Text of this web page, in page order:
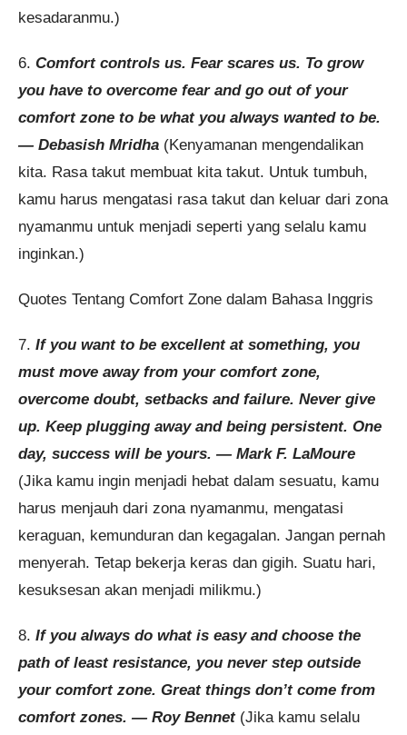
kesadaranmu.)
6. Comfort controls us. Fear scares us. To grow
you have to overcome fear and go out of your
comfort zone to be what you always wanted to be.
— Debasish Mridha (Kenyamanan mengendalikan
kita. Rasa takut membuat kita takut. Untuk tumbuh,
kamu harus mengatasi rasa takut dan keluar dari zona
nyamanmu untuk menjadi seperti yang selalu kamu
inginkan.)
Quotes Tentang Comfort Zone dalam Bahasa Inggris
7. If you want to be excellent at something, you
must move away from your comfort zone,
overcome doubt, setbacks and failure. Never give
up. Keep plugging away and being persistent. One
day, success will be yours. — Mark F. LaMoure
(Jika kamu ingin menjadi hebat dalam sesuatu, kamu
harus menjauh dari zona nyamanmu, mengatasi
keraguan, kemunduran dan kegagalan. Jangan pernah
menyerah. Tetap bekerja keras dan gigih. Suatu hari,
kesuksesan akan menjadi milikmu.)
8. If you always do what is easy and choose the
path of least resistance, you never step outside
your comfort zone. Great things don’t come from
comfort zones. — Roy Bennet(Jika kamu selalu